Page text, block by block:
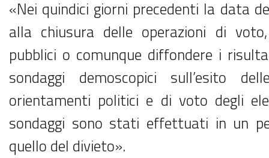
«Nei quindici giorni precedenti la data
alla chiusura delle operazioni di
pubblici o comunque diffondere i
sondaggi demoscopici sull’esito
orientamenti politici e di voto degli
sondaggi sono stati effettuati in un
quello del divieto».